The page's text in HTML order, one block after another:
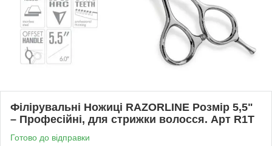
Філірувальні Ножиці RAZORLINE Розмір 5,5"
– Професійні, для стрижки волосся. Арт R1T
Готово до відправки